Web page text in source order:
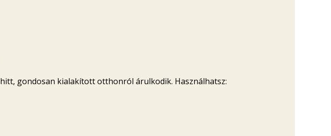
gondosan kialakított otthonról árulkodik. Használhatsz: